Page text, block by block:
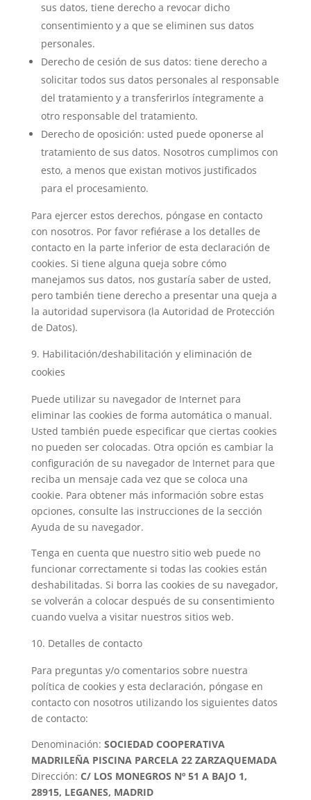
sus datos, tiene derecho a revocar dicho
consentimiento y a que se eliminen sus datos
personales.
Derecho de cesión de sus datos: tiene derecho a
solicitar todos sus datos personales al responsable
del tratamiento y a transferirlos íntegramente a
otro responsable del tratamiento.
Derecho de oposición: usted puede oponerse al
tratamiento de sus datos. Nosotros cumplimos con
esto, a menos que existan motivos justificados
para el procesamiento.
Para ejercer estos derechos, póngase en contacto
con nosotros. Por favor refiérase a los detalles de
contacto en la parte inferior de esta declaración de
cookies. Si tiene alguna queja sobre cómo
manejamos sus datos, nos gustaría saber de usted,
pero también tiene derecho a presentar una queja a
la autoridad supervisora (la Autoridad de Protección
de Datos).
Habilitación/deshabilitación y eliminación de
cookies
Puede utilizar su navegador de Internet para
eliminar las cookies de forma automática o manual.
Usted también puede especificar que ciertas cookies
no pueden ser colocadas. Otra opción es cambiar la
configuración de su navegador de Internet para que
reciba un mensaje cada vez que se coloca una
cookie. Para obtener más información sobre estas
opciones, consulte las instrucciones de la sección
Ayuda de su navegador.
Tenga en cuenta que nuestro sitio web puede no
funcionar correctamente si todas las cookies están
deshabilitadas. Si borra las cookies de su navegador,
se volverán a colocar después de su consentimiento
cuando vuelva a visitar nuestros sitios web.
Detalles de contacto
Para preguntas y/o comentarios sobre nuestra
política de cookies y esta declaración, póngase en
contacto con nosotros utilizando los siguientes datos
de contacto:
Denominación: SOCIEDAD COOPERATIVA
MADRILEÑA PISCINA PARCELA 22 ZARZAQUEMADA
Dirección: C/ LOS MONEGROS Nº 51 A BAJO 1,
28915, LEGANES, MADRID